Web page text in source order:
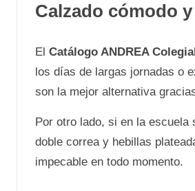
Calzado cómodo
El Catálogo ANDREA
los días de largas jornadas o
son la mejor alternativa
Por otro lado, si en la
doble correa y hebillas
impecable en todo momento.